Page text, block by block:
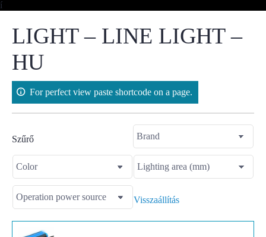
íSkip
LIGHT – LINE LIGHT –
HU
For perfect view paste shortcode on a page.
Szűrő
Visszaállítás